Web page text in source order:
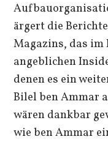
ärgert die
Magazins, das im
angeblichen
denen es ein
Bilel ben Ammar
wären dankbar
wie ben Ammar